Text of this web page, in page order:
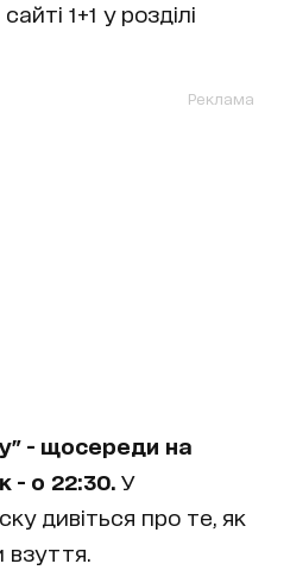
1+1 у розділі
Реклама
- щосереди на
- о 22:30. У
дивіться про те, як